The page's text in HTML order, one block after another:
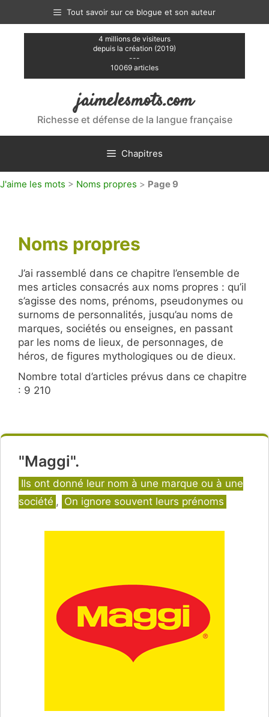
contenu
Tout savoir sur ce blogue et son auteur
4 millions de visiteurs
depuis la création (2019)
---
10069 articles
jaimelesmots.com
Richesse et défense de la langue française
Chapitres
J'aime les mots > Noms propres > Page 9
Noms propres
J’ai rassemblé dans ce chapitre l’ensemble de
mes articles consacrés aux noms propres : qu’il
s’agisse des noms, prénoms, pseudonymes ou
surnoms de personnalités, jusqu’au noms de
marques, sociétés ou enseignes, en passant
par les noms de lieux, de personnages, de
héros, de figures mythologiques ou de dieux.
Nombre total d’articles prévus dans ce chapitre
: 9 210
"Maggi".
Catégories
Ils ont donné leur nom à une marque ou à une
société , On ignore souvent leurs prénoms